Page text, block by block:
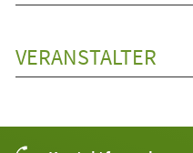
VERANSTALTER